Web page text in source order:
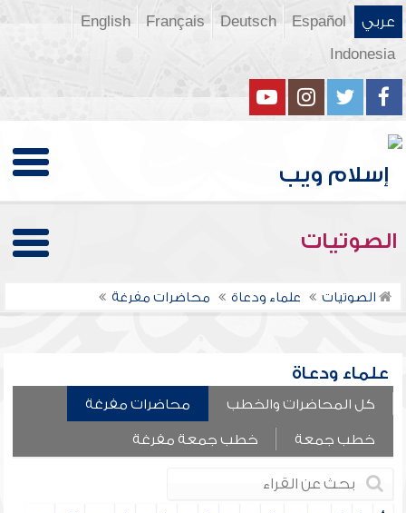
عربي Español
Deutsch
Français
English
Indonesia
الصوتيات
الصوتيات علماء ودعاة محاضرات مفرغة
علماء ودعاة
كل المحاضرات والخطب محاضرات مفرغة
خطب جمعة خطب جمعة مفرغة